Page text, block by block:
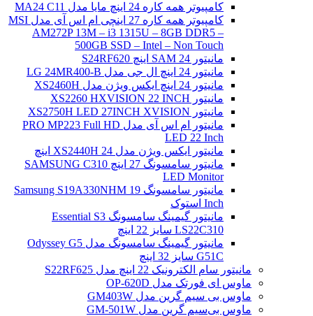
کامپیوتر همه کاره 24 اینچ مایا مدل MA24 C11
کامپیوتر همه کاره 27 اینچی ام اس آی مدل MSI
AM272P 13M – i3 1315U – 8GB DDR5 –
500GB SSD – Intel – Non Touch
مانیتور 24 SAM اینچ S24RF620
مانیتور 24 اینچ ال جی مدل LG 24MR400-B
مانیتور 24 اینچ ایکس ویژن مدل XS2460H
مانیتور XS2260 HXVISION 22 INCH
مانیتور XS2750H LED 27INCH XVISION
مانیتور ام اس آی مدل PRO MP223 Full HD
LED 22 Inch
مانیتور ایکس ویژن مدل XS2440H 24 اینچ
مانیتور سامسونگ 27 اینچ SAMSUNG C310
LED Monitor
مانیتور سامسونگ Samsung S19A330NHM 19
Inch استوک
مانیتور گیمینگ سامسونگ Essential S3
LS22C310 سایز 22 اینچ
مانیتور گیمینگ سامسونگ مدل Odyssey G5
G51C سایز 32 اینچ
مانیتور سام الکترونیک 22 اینچ مدل S22RF625
ماوس ای فورتک مدل OP-620D
ماوس بی سیم گرین مدل GM403W
ماوس بی‌سیم گرین مدل GM-501W